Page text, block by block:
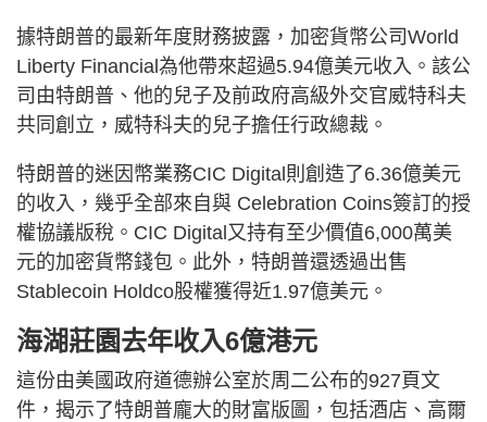
據特朗普的最新年度財務披露，加密貨幣公司World
Liberty Financial為他帶來超過5.94億美元收入。該公
司由特朗普、他的兒子及前政府高級外交官威特科夫
共同創立，威特科夫的兒子擔任行政總裁。
特朗普的迷因幣業務CIC Digital則創造了6.36億美元
的收入，幾乎全部來自與 Celebration Coins簽訂的授
權協議版稅。CIC Digital又持有至少價值6,000萬美
元的加密貨幣錢包。此外，特朗普還透過出售
Stablecoin Holdco股權獲得近1.97億美元。
海湖莊園去年收入6億港元
這份由美國政府道德辦公室於周二公布的927頁文
件，揭示了特朗普龐大的財富版圖，包括酒店、高爾